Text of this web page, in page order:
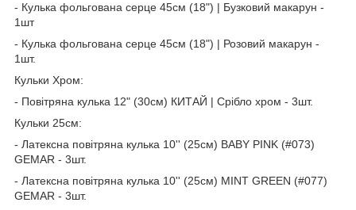
- Кулька фольгована серце 45см (18") | Бузковий макарун -
1шт
- Кулька фольгована серце 45см (18") | Розовий макарун -
1шт.
Кульки Хром:
- Повітряна кулька 12" (30см) КИТАЙ | Срібло хром - 3шт.
Кульки 25см:
- Латексна повітряна кулька 10'' (25см) BABY PINK (#073)
GEMAR - 3шт.
- Латексна повітряна кулька 10'' (25см) MINT GREEN (#077)
GEMAR - 3шт.